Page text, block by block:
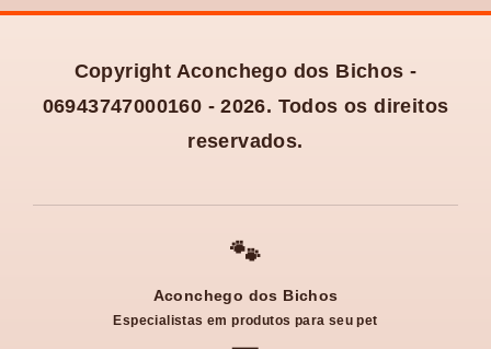
Copyright Aconchego dos Bichos -
06943747000160 - 2026. Todos os direitos
reservados.
🐾
Aconchego dos Bichos
Especialistas em produtos para seu pet